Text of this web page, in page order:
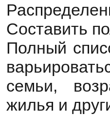
Составить
Полный
семьи,
жилья и